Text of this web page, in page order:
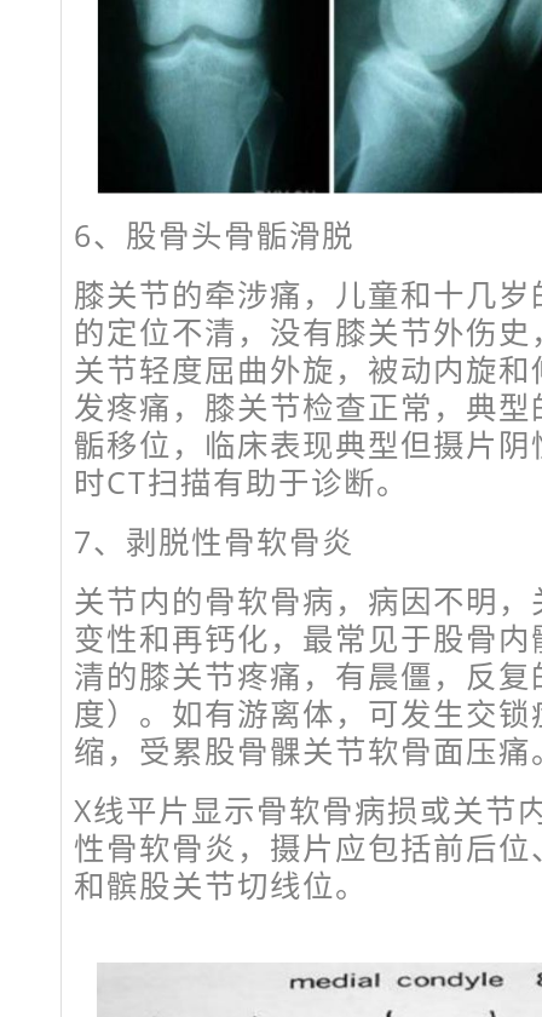
6、股骨头骨骺滑脱
膝关节的牵涉痛，儿童和十几
的定位不清，没有膝关节外伤
关节轻度屈曲外旋，被动内旋
发疼痛，膝关节检查正常，典
骺移位，临床表现典型但摄片
时CT扫描有助于诊断。
7、剥脱性骨软骨炎
关节内的骨软骨病，病因不明
变性和再钙化，最常见于股骨
清的膝关节疼痛，有晨僵，反
度）。如有游离体，可发生交
缩，受累股骨髁关节软骨面压痛
X线平片显示骨软骨病损或关节
性骨软骨炎，摄片应包括前后
和髌股关节切线位。